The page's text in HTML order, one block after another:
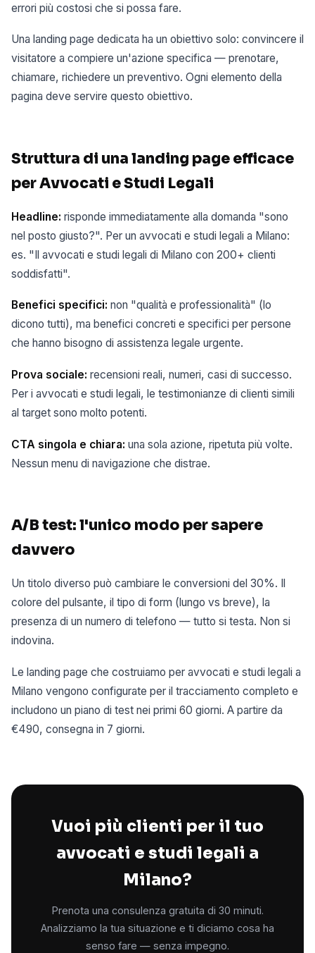
errori più costosi che si possa fare.
Una landing page dedicata ha un obiettivo solo: convincere il
visitatore a compiere un'azione specifica — prenotare,
chiamare, richiedere un preventivo. Ogni elemento della
pagina deve servire questo obiettivo.
Struttura di una landing page efficace
per Avvocati e Studi Legali
Headline: risponde immediatamente alla domanda "sono
nel posto giusto?". Per un avvocati e studi legali a Milano:
es. "Il avvocati e studi legali di Milano con 200+ clienti
soddisfatti".
Benefici specifici: non "qualità e professionalità" (lo
dicono tutti), ma benefici concreti e specifici per persone
che hanno bisogno di assistenza legale urgente.
Prova sociale: recensioni reali, numeri, casi di successo.
Per i avvocati e studi legali, le testimonianze di clienti simili
al target sono molto potenti.
CTA singola e chiara: una sola azione, ripetuta più volte.
Nessun menu di navigazione che distrae.
A/B test: l'unico modo per sapere
davvero
Un titolo diverso può cambiare le conversioni del 30%. Il
colore del pulsante, il tipo di form (lungo vs breve), la
presenza di un numero di telefono — tutto si testa. Non si
indovina.
Le landing page che costruiamo per avvocati e studi legali a
Milano vengono configurate per il tracciamento completo e
includono un piano di test nei primi 60 giorni. A partire da
€490, consegna in 7 giorni.
Vuoi più clienti per il tuo
avvocati e studi legali a
Milano?
Prenota una consulenza gratuita di 30 minuti.
Analizziamo la tua situazione e ti diciamo cosa ha
senso fare — senza impegno.